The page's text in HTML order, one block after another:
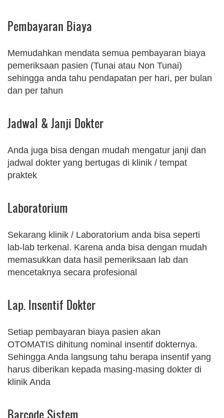
Pembayaran Biaya
Memudahkan mendata semua pembayaran biaya
pemeriksaan pasien (Tunai atau Non Tunai)
sehingga anda tahu pendapatan per hari, per bulan
dan per tahun
Jadwal & Janji Dokter
Anda juga bisa dengan mudah mengatur janji dan
jadwal dokter yang bertugas di klinik / tempat
praktek
Laboratorium
Sekarang klinik / Laboratorium anda bisa seperti
lab-lab terkenal. Karena anda bisa dengan mudah
memasukkan data hasil pemeriksaan lab dan
mencetaknya secara profesional
Lap. Insentif Dokter
Setiap pembayaran biaya pasien akan
OTOMATIS dihitung nominal insentif dokternya.
Sehingga Anda langsung tahu berapa insentif yang
harus diberikan kepada masing-masing dokter di
klinik Anda
Barcode Sistem